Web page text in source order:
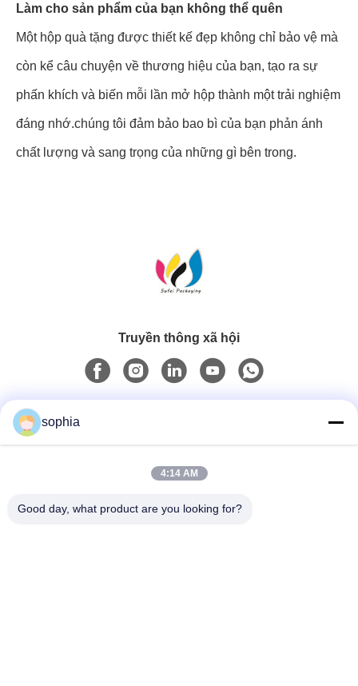
Làm cho sản phẩm của bạn không thể quên
Một hộp quà tặng được thiết kế đẹp không chỉ bảo vệ mà
còn kể câu chuyện về thương hiệu của bạn, tạo ra sự
phấn khích và biến mỗi lần mở hộp thành một trải nghiệm
đáng nhớ.chúng tôi đảm bảo bao bì của bạn phản ánh
chất lượng và sang trọng của những gì bên trong.
Truyền thông xã hội
0086-13128969971
sophia
4:14 AM
Good day, what product are you looking for?